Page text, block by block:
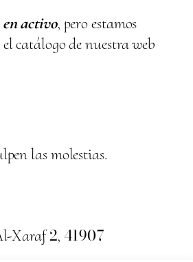
en activo, pero estamos
catálogo de nuestra web
las molestias.
Xaraf2, 41907